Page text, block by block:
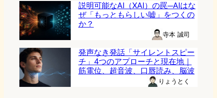
説明可能なAI（XAI）の罠─AIはな
ぜ「もっともらしい嘘」をつくの
か？
寺本 誠司
発声なき発話「サイレントスピー
チ」4つのアプローチと現在地｜
筋電位、超音波、口唇読み、脳波
りょうとく